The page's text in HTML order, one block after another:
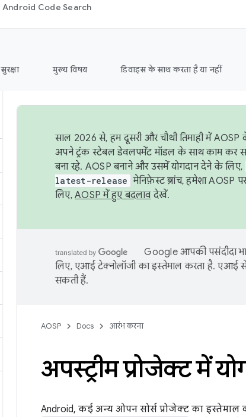
Android Code Search
सुरक्षा मुख्य विषय डिवाइस के साथ करता है या नहीं
साल 2026 से, हम दूसरी और चौथी तिमाही में
अपने ट्रंक स्टेबल डेवलपमेंट मॉडल के साथ काम कर
बना रहे. AOSP बनाने और उसमें योगदान देने के लिए,
latest-release मेनिफ़ेस्ट ब्रांच, हमेशा AOSP
लिए, AOSP में हुए बदलावदेखें.
Google आपकी पसंदीदा
लिए, एआई टेक्नोलॉजी का इस्तेमाल करता है. एआई से
सकती हैं.
AOSP Docs आरंभ करना
अपस्ट्रीम प्रोजेक्ट में
Android, कई अन्य ओपन सोर्स प्रोजेक्ट का इस्तेमाल